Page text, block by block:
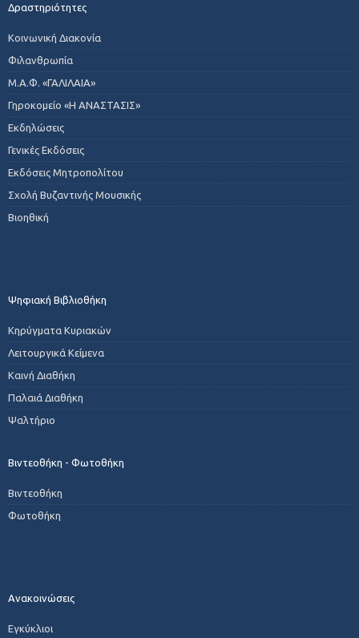
Δραστηριότητες
Κοινωνική Διακονία
Φιλανθρωπία
Μ.Α.Φ. «ΓΑΛΙΛΑΙΑ»
Γηροκομείο «Η ΑΝΑΣΤΑΣΙΣ»
Εκδηλώσεις
Γενικές Εκδόσεις
Εκδόσεις Μητροπολίτου
Σχολή Βυζαντινής Μουσικής
Βιοηθική
Ψηφιακή Βιβλιοθήκη
Κηρύγματα Κυριακών
Λειτουργικά Κείμενα
Καινή Διαθήκη
Παλαιά Διαθήκη
Ψαλτήριο
Βιντεοθήκη - Φωτοθήκη
Βιντεοθήκη
Φωτοθήκη
Ανακοινώσεις
Εγκύκλιοι